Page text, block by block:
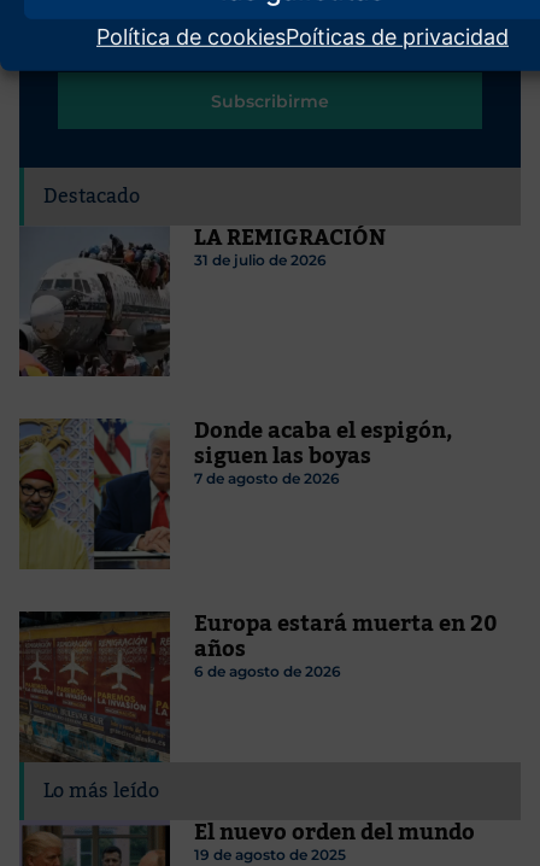
Política de cookiesPoíticas de privacidad
Subscribirme
Destacado
LA REMIGRACIÓN
31 de julio de 2026
Donde acaba el espigón,
siguen las boyas
7 de agosto de 2026
Europa estará muerta en 20
años
6 de agosto de 2026
Lo más leído
El nuevo orden del mundo
19 de agosto de 2025